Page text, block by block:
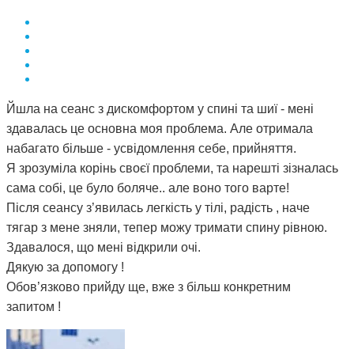
Йшла на сеанс з дискомфортом у спині та шиї - мені
здавалась це основна моя проблема. Але отримала
набагато більше - усвідомлення себе, прийняття.
Я зрозуміла корінь своєї проблеми, та нарешті зізналась
сама собі, це було боляче.. але воно того варте!
Після сеансу з’явилась легкість у тілі, радість , наче
тягар з мене зняли, тепер можу тримати спину рівною.
Здавалося, що мені відкрили очі.
Дякую за допомогу !
Обов’язково прийду ще, вже з більш конкретним
запитом !